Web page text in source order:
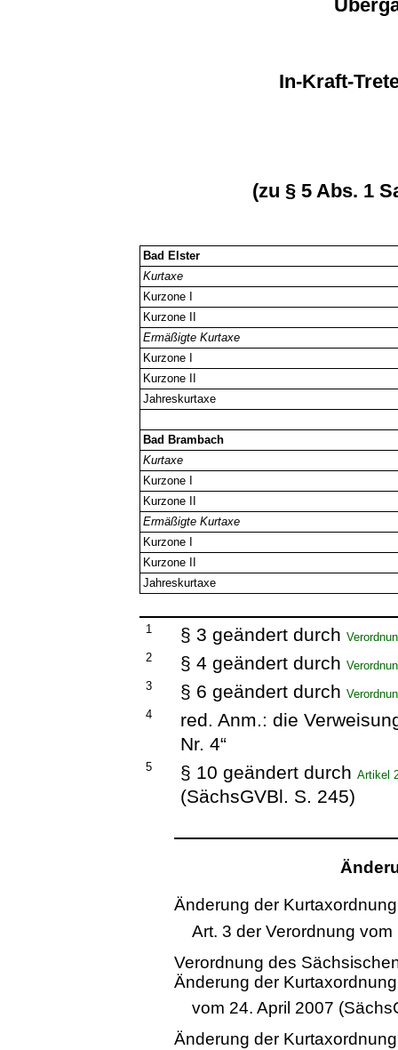
In-Kraft-
(zu § 5 Abs. 1
Bad Elster
Kurtaxe
Kurzone I
Kurzone II
Ermäßigte Kurtaxe
Kurzone I
Kurzone II
Jahreskurtaxe
Bad Brambach
Kurtaxe
Kurzone I
Kurzone II
Ermäßigte Kurtaxe
Kurzone I
Kurzone II
Jahreskurtaxe
1 § 3 geändert durch
2
§ 4 geändert durch
3
§ 6 geändert durch
4
red. Anm.: die
Nr. 4“
5 § 10 geändert durchArtikel
(SächsGVBl. S. 245)
Änderung der Kurtaxordnung
Art. 3 der Verordnung
Verordnung des
Änderung der Kurtaxordnung
vom 24. April 2007
Änderung der Kurtaxordnung